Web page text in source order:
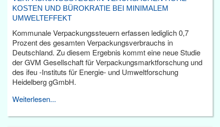
KOSTEN UND BÜROKRATIE BEI MINIMALEM
UMWELTEFFEKT
Kommunale Verpackungssteuern erfassen lediglich 0,7
Prozent des gesamten Verpackungsverbrauchs in
Deutschland. Zu diesem Ergebnis kommt eine neue Studie
der GVM Gesellschaft für Verpackungsmarktforschung und
des ifeu -Instituts für Energie- und Umweltforschung
Heidelberg gGmbH.
Weiterlesen...